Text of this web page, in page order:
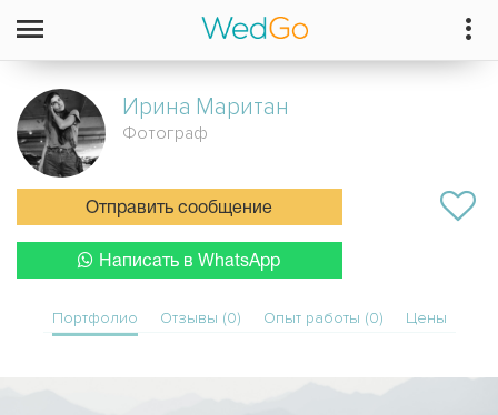
Ирина Маритан
Фотограф
Отправить сообщение
Написать в WhatsApp
Портфолио Отзывы (0) Опыт работы (0) Цены